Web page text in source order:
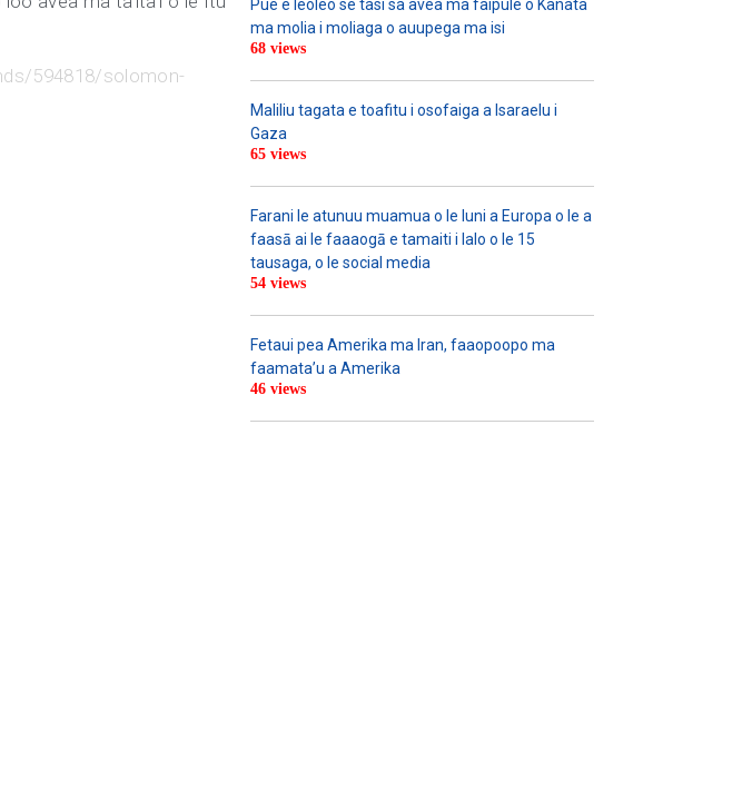
594818/solomon-
Pue e leoleo se tasi sa avea ma faipule o Kanata
ma molia i moliaga o auupega ma isi
68 views
Maliliu tagata e toafitu i osofaiga a Isaraelu i
Gaza
65 views
Farani le atunuu muamua o le Iuni a Europa o le a
faasā ai le faaaogā e tamaiti i lalo o le 15
tausaga, o le social media
54 views
Fetaui pea Amerika ma Iran, faaopoopo ma
faamata’u a Amerika
46 views